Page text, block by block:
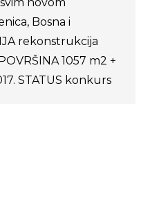
Bosna i
rekonstrukcija
1057 m2 +
STATUS konkurs